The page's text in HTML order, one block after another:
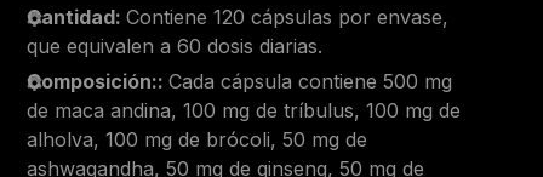
Cantidad: Contiene 120 cápsulas por envase,
que equivalen a 60 dosis diarias.
Composición:: Cada cápsula contiene 500 mg
de maca andina, 100 mg de tríbulus, 100 mg de
alholva, 100 mg de brócoli, 50 mg de
ashwagandha, 50 mg de ginseng, 50 mg de